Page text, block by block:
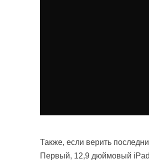
Также, если верить
Первый, 12,9 дюймовый iPad